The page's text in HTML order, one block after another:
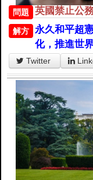
問題 英國禁止公
解方
永久和平超
化，推進世
Twitter